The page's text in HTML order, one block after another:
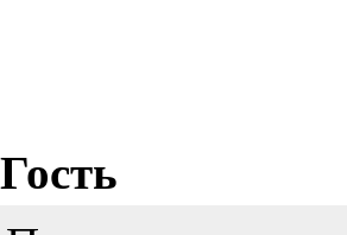
Гость